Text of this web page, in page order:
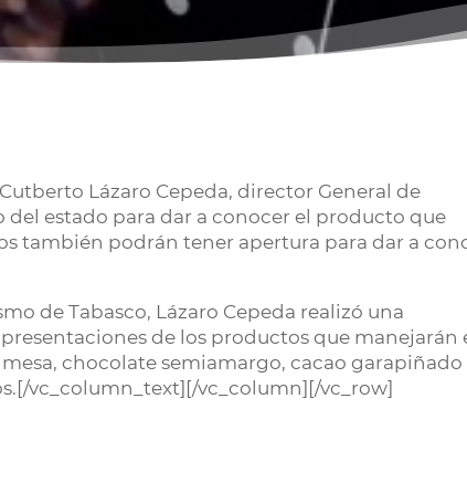
Lázaro Cepeda, director General de
estado para dar a conocer el producto que
también podrán tener apertura para dar a
de Tabasco, Lázaro Cepeda realizó una
de los productos que manejarán
chocolate semiamargo, cacao garapiñado
vc_column_text][/vc_column][/vc_row]